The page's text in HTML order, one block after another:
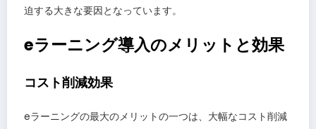
迫する大きな要因となっています。
eラーニング導入のメリットと効果
コスト削減効果
eラーニングの最大のメリットの一つは、大幅なコスト削減